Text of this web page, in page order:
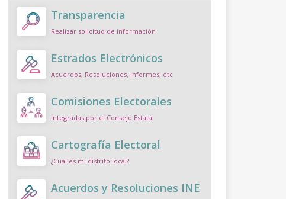
Transparencia
Realizar solicitud de información
Estrados Electrónicos
Acuerdos, Resoluciones, Informes, etc
Comisiones Electorales
Integradas por el Consejo Estatal
Cartografía Electoral
¿Cuál es mi distrito local?
Acuerdos y Resoluciones INE